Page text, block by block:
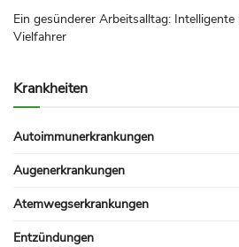
Ein gesünderer Arbeitsalltag:
Vielfahrer
Krankheiten
Autoimmunerkrankungen
Augenerkrankungen
Atemwegserkrankungen
Entzündungen